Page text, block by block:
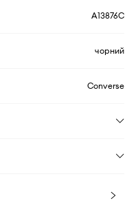
A13876C
чорний
Converse